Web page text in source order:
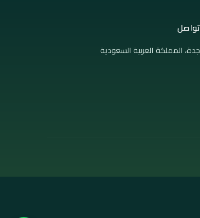
تواصل
جدة، المملكة العربية السعودية